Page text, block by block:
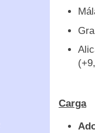
Carga